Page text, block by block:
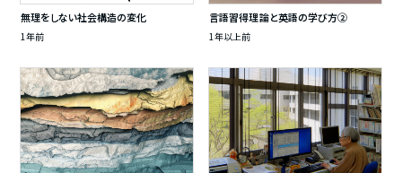
無理をしない社会構造の変化
1年前
言語習得理論と英語の学び方②
1年以上前